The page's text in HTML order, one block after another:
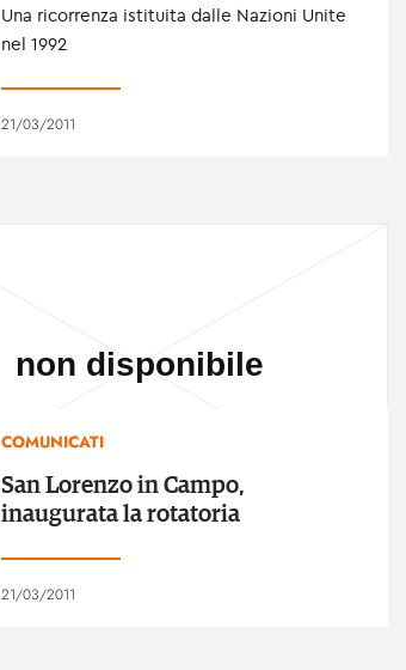
Una ricorrenza istituita dalle Nazioni Unite
nel 1992
21/03/2011
COMUNICATI
San Lorenzo in Campo,
inaugurata la rotatoria
21/03/2011